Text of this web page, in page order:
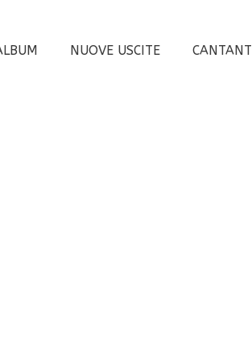
NUOVE USCITE CANTANTI